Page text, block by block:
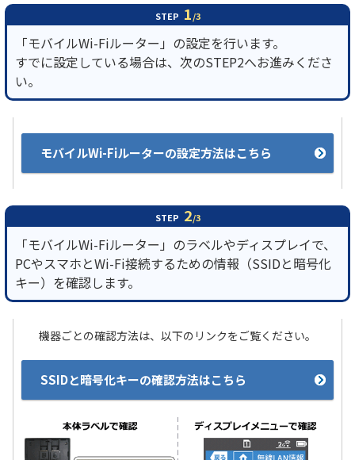
STEP 1/3
「モバイルWi-Fiルーター」の設定を行います。
すでに設定している場合は、次のSTEP2へお進みくださ
い。
モバイルWi-Fiルーターの設定方法はこちら
STEP 2/3
「モバイルWi-Fiルーター」のラベルやディスプレイで、
PCやスマホとWi-Fi接続するための情報（SSIDと暗号化
キー）を確認します。
機器ごとの確認方法は、以下のリンクをご覧ください。
SSIDと暗号化キーの確認方法はこちら